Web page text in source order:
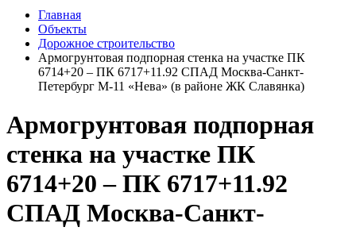
Главная
Объекты
Дорожное строительство
Армогрунтовая подпорная стенка на участке ПК
6714+20 – ПК 6717+11.92 СПАД Москва-Санкт-
Петербург М-11 «Нева» (в районе ЖК Славянка)
Армогрунтовая подпорная
стенка на участке ПК
6714+20 – ПК 6717+11.92
СПАД Москва-Санкт-